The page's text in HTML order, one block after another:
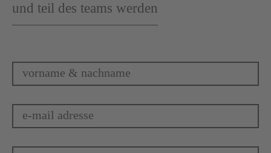
und teil des teams werden